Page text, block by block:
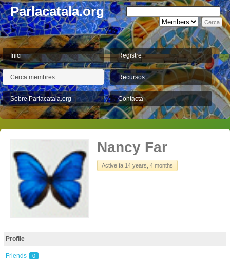
Parlacatala.org
Inici Registre
Cerca membres Recursos
Sobre Parlacatala.org Contacta
Nancy Far
Active fa 14 years, 4 months
Profile
Friends 0